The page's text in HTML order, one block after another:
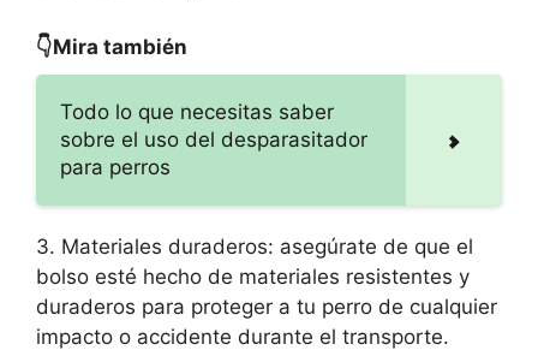
👇Mira también
Todo lo que necesitas saber
sobre el uso del desparasitador
para perros
3. Materiales duraderos: asegúrate de que el
bolso esté hecho de materiales resistentes y
duraderos para proteger a tu perro de cualquier
impacto o accidente durante el transporte.